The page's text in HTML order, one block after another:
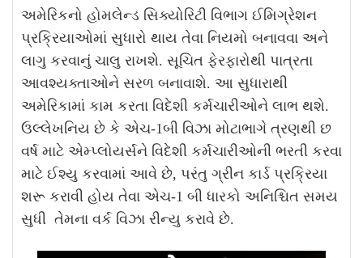
અમેરિકનો હોમલેન્ડ સિક્યોરિટી વિભાગ ઈમિગ્રેશન
પ્રક્રિયાઓમાં સુધારો થાય તેવા નિયમો બનાવવા અને
લાગુ કરવાનું ચાલુ રાખશે. સૂચિત ફેરફારોથી પાત્રતા
આવશ્યક્તાઓને સરળ બનાવાશે. આ સુધારાથી
અમેરિકામાં કામ કરતા વિદેશી કર્મચારીઓને લાભ થશે.
ઉલ્લેખનિય છે કે એચ-1બી વિઝા મોટાભાગે ત્રણથી છ
વર્ષ માટે એમ્પ્લોયર્સને વિદેશી કર્મચારીઓની ભરતી કરવા
માટે ઈશ્યુ કરવામાં આવે છે, પરંતુ ગ્રીન કાર્ડ પ્રક્રિયા
શરૂ કરાવી હોય તેવા એચ-1 બી ધારકો અનિશ્ચિત સમય
સુધી તેમના વર્ક વિઝા રીન્યુ કરાવે છે.